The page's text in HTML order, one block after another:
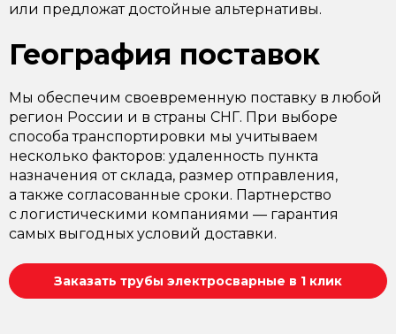
или предложат достойные альтернативы.
География поставок
Мы обеспечим своевременную поставку в любой
регион России и в страны СНГ. При выборе
способа транспортировки мы учитываем
несколько факторов: удаленность пункта
назначения от склада, размер отправления,
а также согласованные сроки. Партнерство
с логистическими компаниями — гарантия
самых выгодных условий доставки.
Заказать трубы электросварные в 1 клик